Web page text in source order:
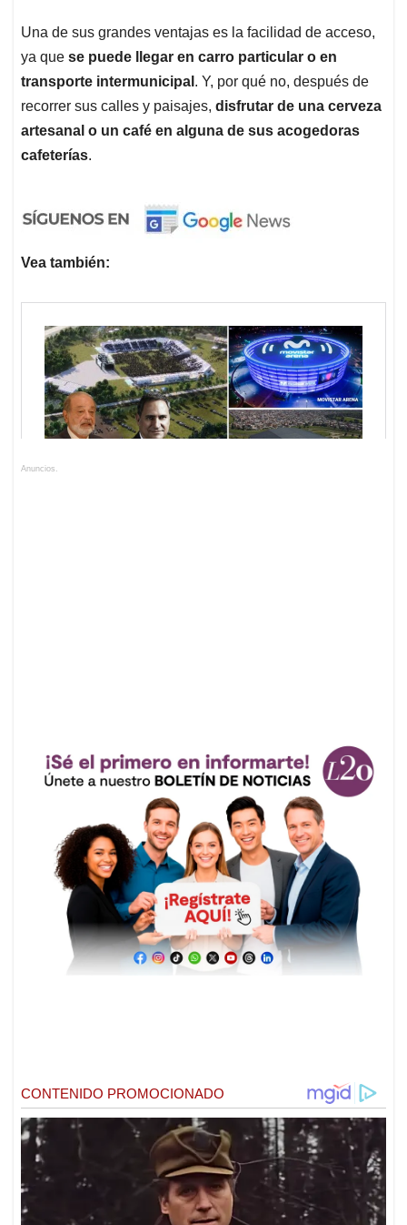
Una de sus grandes ventajas es la facilidad de acceso,
ya que se puede llegar en carro particular o en
transporte intermunicipal . Y, por qué no, después de
recorrer sus calles y paisajes, disfrutar de una cerveza
artesanal o un café en alguna de sus acogedoras
cafeterías.
Vea también:
Anuncios.